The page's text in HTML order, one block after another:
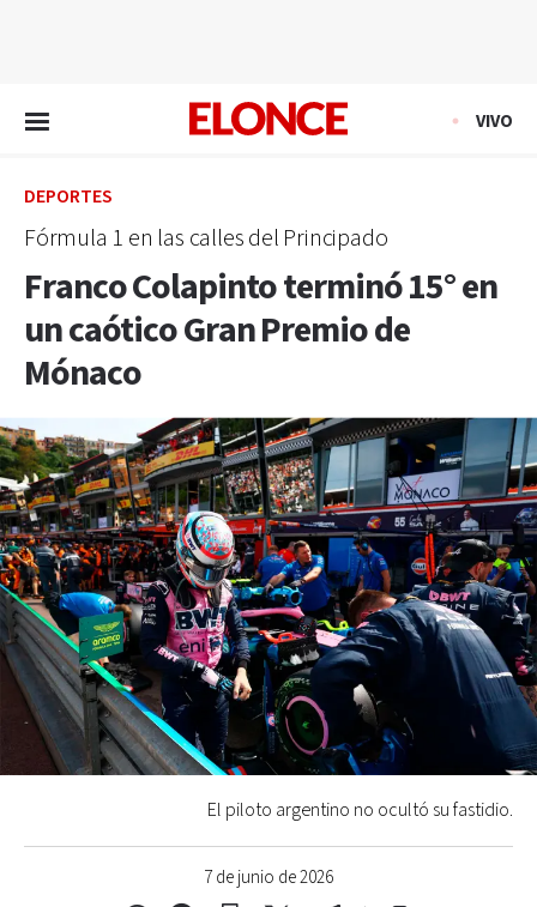
VIVO
DEPORTES
Fórmula 1 en las calles del Principado
Franco Colapinto terminó 15° en
un caótico Gran Premio de
Mónaco
7 de junio de 2026
El piloto argentino no ocultó su fastidio.